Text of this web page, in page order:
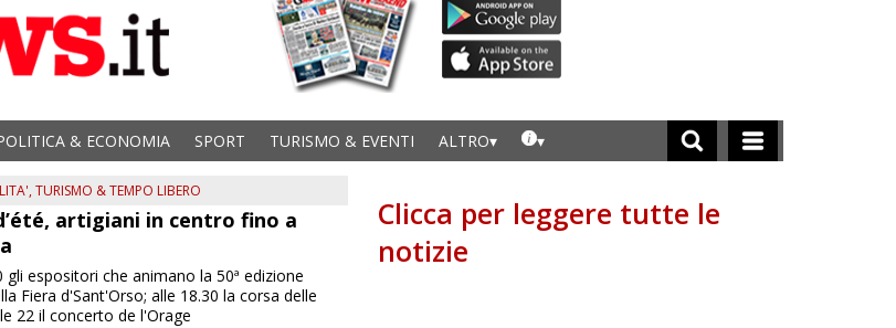
& ECONOMIA SPORT TURISMO & EVENTI ALTRO
,TURISMO & TEMPO LIBERO
artigiani in centro fino a
gli espositori che animano la 50ª edizione
Fiera d'Sant'Orso; alle 18.30 la corsa delle
22 il concerto de l'Orage
Clicca per leggere tutte le
notizie